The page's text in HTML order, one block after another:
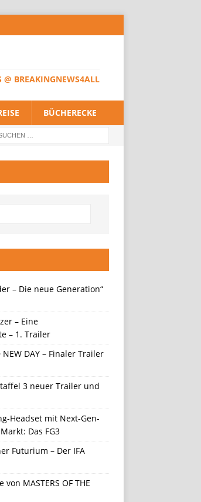
BREAKINGNEWS4ALL
BÜCHERECKE
– Die neue Generation“
– Eine
– 1. Trailer
NEW DAY – Finaler Trailer
3 neuer Trailer und
Headset mit Next-Gen-
Das FG3
Futurium – Der IFA
MASTERS OF THE